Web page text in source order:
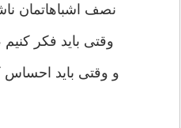
نصف اشباهاتمان
وقتی باید فکر
و وقتی باید احساس